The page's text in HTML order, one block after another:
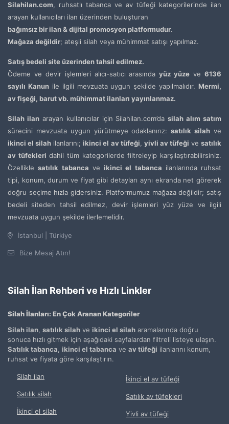
Silahilan.com, ruhsatlı tabanca ve av tüfeği kategorilerinde ilan
arayan kullanıcıları ilan üzerinden buluşturan
bağımsız bir ilan & dijital promosyon platformudur.
Mağaza değildir; ateşli silah veya mühimmat satışı yapılmaz.
Satış bedeli site üzerinden tahsil edilmez.
Ödeme ve devir işlemleri alıcı-satıcı arasındayüz yüze ve6136
sayılı Kanunile ilgili mevzuata uygun şekilde yapılmalıdır. Mermi,
av fişeği, barut vb. mühimmat ilanları yayınlanmaz.
Silah ilanarayan kullanıcılar için Silahilan.com’dasilah alım satım
sürecini mevzuata uygun yürütmeye odaklanırız:satılık silah ve
ikinci el silah ilanlarını;ikinci el av tüfeği, yivli av tüfeği vesatılık
av tüfekleri dahil tüm kategorilerde filtreleyip karşılaştırabilirsiniz.
Özelliklesatılık tabanca ve ikinci el tabanca ilanlarında ruhsat
tipi, konum, durum ve fiyat gibi detayları aynı ekranda net görerek
doğru seçime hızla gidersiniz. Platformumuz mağaza değildir; satış
bedeli siteden tahsil edilmez, devir işlemleri yüz yüze ve ilgili
mevzuata uygun şekilde ilerlemelidir.
İstanbul | Türkiye
Bize Mesaj Atın!
Silah İlan Rehberi ve Hızlı Linkler
Silah İlanları: En Çok Aranan Kategoriler
Silah ilan, satılık silah ve ikinci el silah aramalarında doğru
sonuca hızlı gitmek için aşağıdaki sayfalardan filtreli listeye ulaşın.
Satılık tabanca, ikinci el tabanca ve av tüfeği ilanlarını konum,
ruhsat ve fiyata göre karşılaştırın.
Silah ilan
Satılık silah
İkinci el silah
İkinci el av tüfeği
Satılık av tüfekleri
Yivli av tüfeği